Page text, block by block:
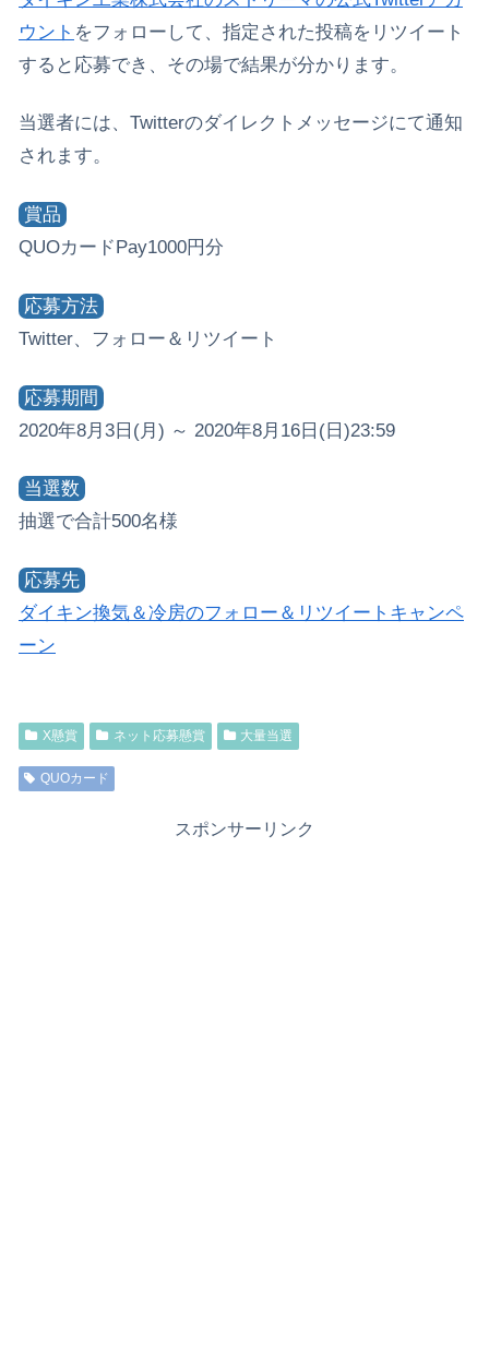
ウント をフォローして、指定された投稿をリツイート
すると応募でき、その場で結果が分かります。
当選者には、Twitterのダイレクトメッセージにて通知
されます。
賞品
QUOカードPay1000円分
応募方法
Twitter、フォロー＆リツイート
応募期間
2020年8月3日(月) ～ 2020年8月16日(日)23:59
当選数
抽選で合計500名様
応募先
ダイキン換気＆冷房のフォロー＆リツイートキャンペ
ーン
X懸賞 ネット応募懸賞 大量当選
QUOカード
スポンサーリンク